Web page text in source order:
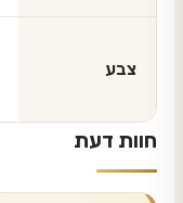
צבע
חוות דעת